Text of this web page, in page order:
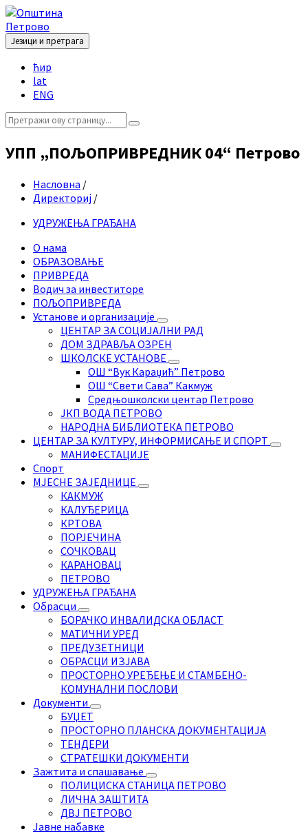
Skip
to
content
Skip
to
left
sidebar
Skip
to
right
sidebar
Skip
to
footer
Језици и претрага
Choose
language:
ћир
lat
ENG
Search:
УПП „ПОЉОПРИВРЕДНИК 04“ Петрово
Насловна /
Директориј /
УДРУЖЕЊА ГРАЂАНА
О нама
ОБРАЗОВАЊЕ
ПРИВРЕДА
Водич за инвеститоре
ПОЉОПРИВРЕДА
Установе и организације
ЦЕНТАР ЗА СОЦИЈАЛНИ РАД
ДОМ ЗДРАВЉА ОЗРЕН
ШКОЛСКЕ УСТАНОВЕ
ОШ “Вук Караџић” Петрово
ОШ “Свети Сава” Какмуж
Средњошколски центар Петрово
ЈКП ВОДА ПЕТРОВО
НАРОДНА БИБЛИОТЕКА ПЕТРОВО
ЦЕНТАР ЗА КУЛТУРУ, ИНФОРМИСАЊЕ И СПОРТ
МАНИФЕСТАЦИЈЕ
Спорт
МЈЕСНЕ ЗАЈЕДНИЦЕ
КАКМУЖ
КАЛУЂЕРИЦА
КРТОВА
ПОРЈЕЧИНА
СОЧКОВАЦ
КАРАНОВАЦ
ПЕТРОВО
УДРУЖЕЊА ГРАЂАНА
Обрасци
БОРАЧКО ИНВАЛИДСКА ОБЛАСТ
МАТИЧНИ УРЕД
ПРЕДУЗЕТНИЦИ
ОБРАСЦИ ИЗЈАВА
ПРОСТОРНО УРЕЂЕЊЕ И СТАМБЕНО-
КОМУНАЛНИ ПОСЛОВИ
Документи
БУЏЕТ
ПРОСТОРНО ПЛАНСКА ДОКУМЕНТАЦИЈА
ТЕНДЕРИ
СТРАТЕШКИ ДОКУМЕНТИ
Зажтита и спашавање
ПОЛИЦИСКА СТАНИЦА ПЕТРОВО
ЛИЧНА ЗАШТИТА
ДВЈ ПЕТРОВО
Јавне набавке